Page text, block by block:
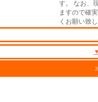
す。 なお、
ますので確
くお願い致